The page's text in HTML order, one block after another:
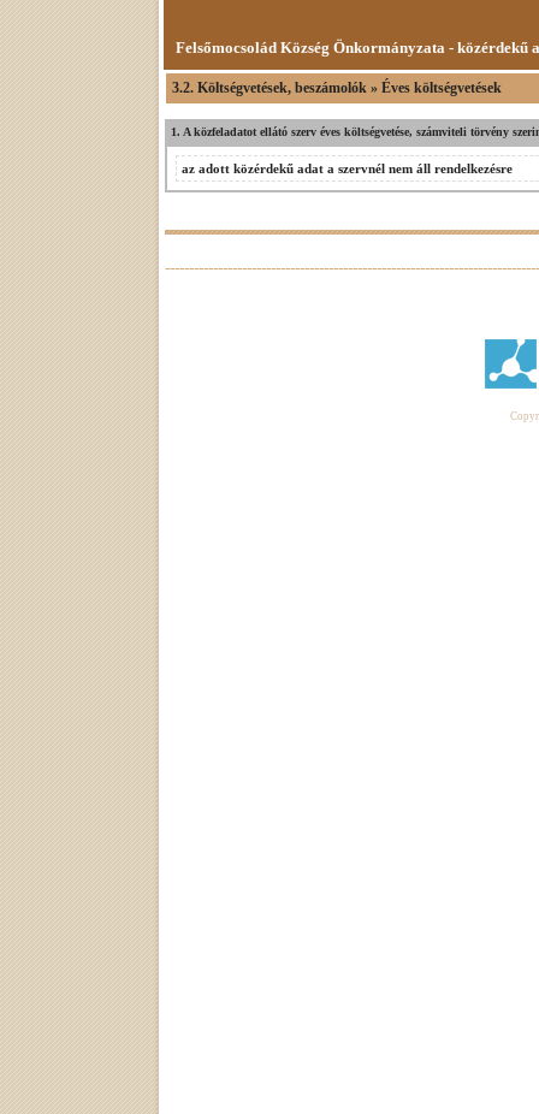
Felsőmocsolád Község Önkormányzata - közérdekű
3.2. Költségvetések, beszámolók » Éves költségvetések
1. A közfeladatot ellátó szerv éves költségvetése, számviteli törvény
az adott közérdekű adat a szervnél nem áll rendelkezésre